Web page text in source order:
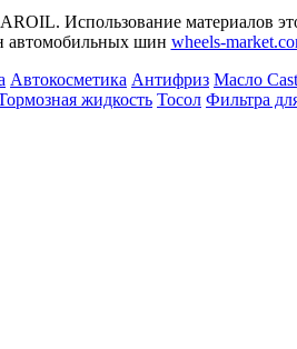
Использование материалов
автомобильных шин wheels-
Автокосметика Антифриз Масло
жидкость Тосол Фильтра